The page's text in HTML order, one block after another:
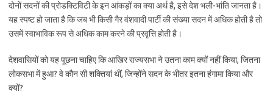
दोनों सदनों की प्रोडक्टिविटी के इन आंकड़ों का क्या अर्थ है, इसे देश भली-भांति जानता है।
यह स्पष्ट हो जाता है कि जब भी किसी गैर वंशवादी पार्टी की संख्या सदन में अधिक होती है तो
उसमें स्वाभाविक रूप से अधिक काम करने की प्रवृत्ति होती है।
देशवासियों को यह पूछना चाहिए कि आखिर राज्यसभा ने उतना काम क्यों नहीं किया, जितना
लोकसभा में हुआ? वे कौन सी शक्तियां थीं, जिन्होंने सदन के भीतर इतना हंगामा किया और
क्यों?